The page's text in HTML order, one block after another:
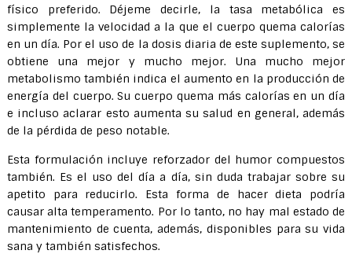
físico preferido. Déjeme decirle, la tasa metabólica es
simplemente la velocidad a la que el cuerpo quema calorías
en un día. Por el uso de la dosis diaria de este suplemento, se
obtiene una mejor y mucho mejor. Una mucho mejor
metabolismo también indica el aumento en la producción de
energía del cuerpo. Su cuerpo quema más calorías en un día
e incluso aclarar esto aumenta su salud en general, además
de la pérdida de peso notable.
Esta formulación incluye reforzador del humor compuestos
también. Es el uso del día a día, sin duda trabajar sobre su
apetito para reducirlo. Esta forma de hacer dieta podría
causar alta temperamento. Por lo tanto, no hay mal estado de
mantenimiento de cuenta, además, disponibles para su vida
sana y también satisfechos.